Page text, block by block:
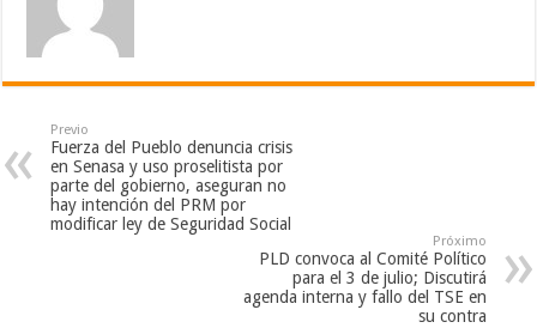
Previo
Fuerza del Pueblo denuncia crisis
en Senasa y uso proselitista por
parte del gobierno, aseguran no
hay intención del PRM por
modificar ley de Seguridad Social
Próximo
PLD convoca al Comité Político
para el 3 de julio; Discutirá
agenda interna y fallo del TSE en
su contra